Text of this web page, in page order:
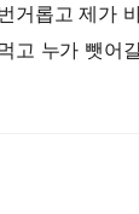
거롭고 제가
고 누가 뺏어